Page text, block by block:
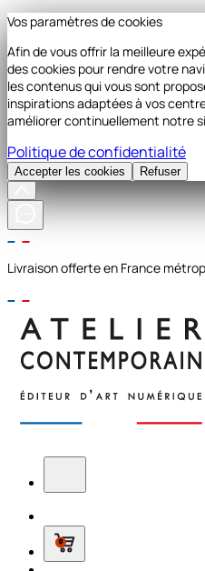
Vos paramètres de cookies
Afin de vous offrir la meilleure
des cookies pour rendre votre
les contenus qui vous sont
inspirations adaptées à vos
améliorer continuellement notre
Politique de confidentialité
Accepter les cookies Refuser
Livraison offerte en France
0